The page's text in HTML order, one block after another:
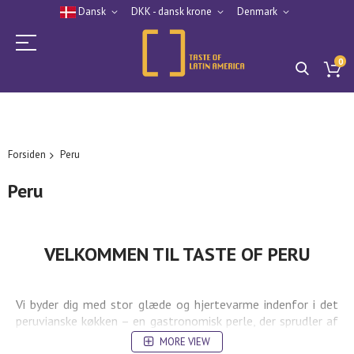
Dansk DKK - dansk krone Denmark
0
Forsiden Peru
Peru
VELKOMMEN TIL TASTE OF PERU
Vi byder dig med stor glæde og hjertevarme indenfor i det
peruvianske køkken – en gastronomisk perle, der sprudler af
MORE VIEW